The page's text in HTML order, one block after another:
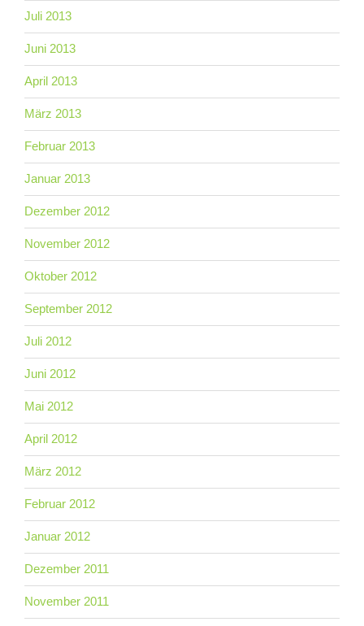
Juli 2013
Juni 2013
April 2013
März 2013
Februar 2013
Januar 2013
Dezember 2012
November 2012
Oktober 2012
September 2012
Juli 2012
Juni 2012
Mai 2012
April 2012
März 2012
Februar 2012
Januar 2012
Dezember 2011
November 2011